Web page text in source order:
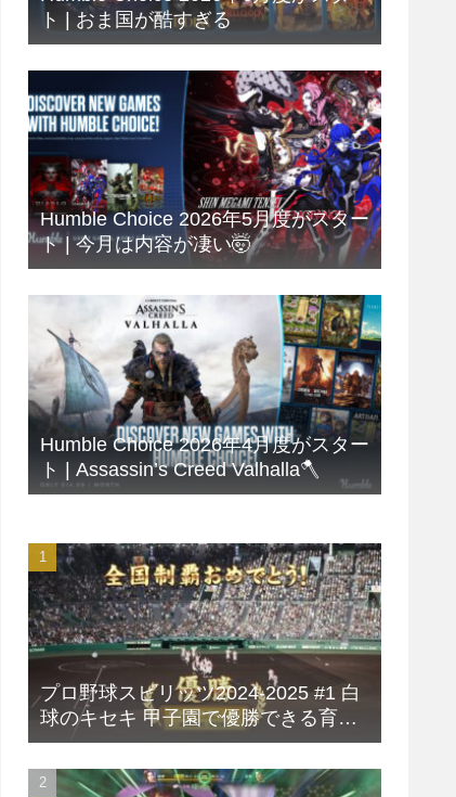
ト | おま国が酷すぎる
Humble Choice 2026年5月度がスター
ト | 今月は内容が凄い🤯
Humble Choice 2026年4月度がスター
ト | Assassin’s Creed Valhalla🪓
プロ野球スピリッツ2024-2025 #1 白
球のキセキ 甲子園で優勝できる育成
方法